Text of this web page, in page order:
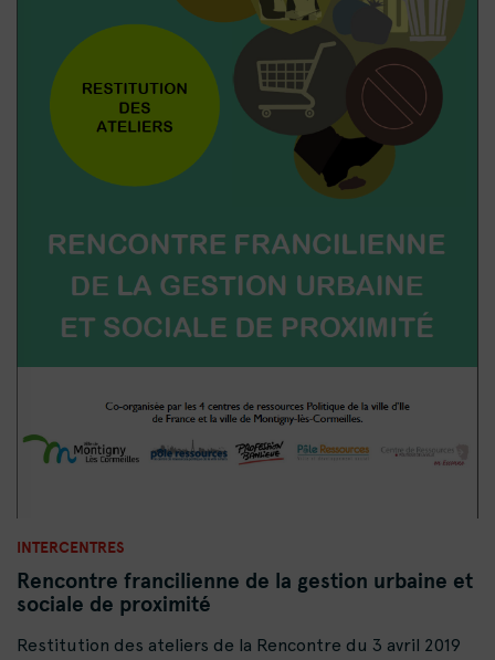
INTERCENTRES
Rencontre francilienne de la gestion urbaine et
sociale de proximité
Restitution des ateliers de la Rencontre du 3 avril 2019